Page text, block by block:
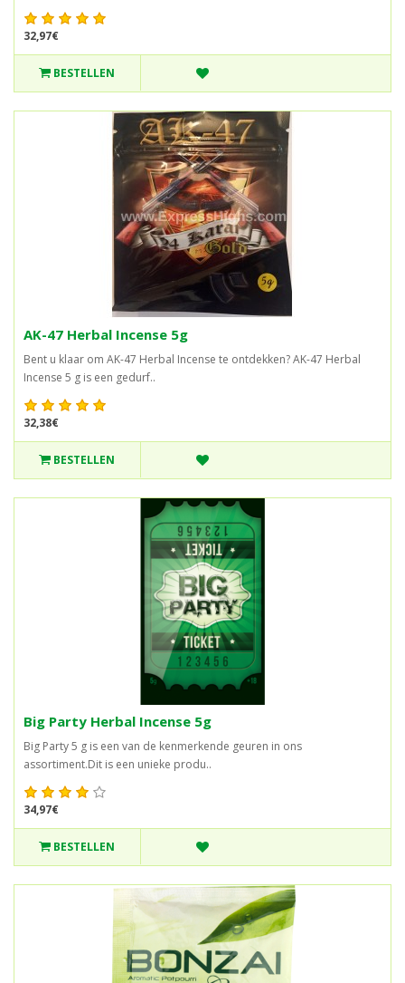
32,97€
BESTELLEN
AK-47 Herbal Incense 5g
Bent u klaar om AK-47 Herbal Incense te ontdekken? AK-47 Herbal
Incense 5 g is een gedurf..
32,38€
BESTELLEN
Big Party Herbal Incense 5g
Big Party 5 g is een van de kenmerkende geuren in ons
assortiment.Dit is een unieke produ..
34,97€
BESTELLEN